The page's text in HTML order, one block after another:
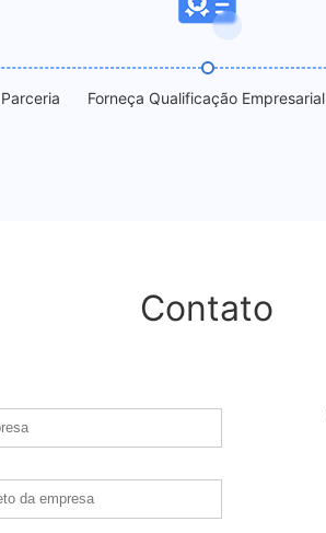
Forneça Qualificação Empresarial
Contato